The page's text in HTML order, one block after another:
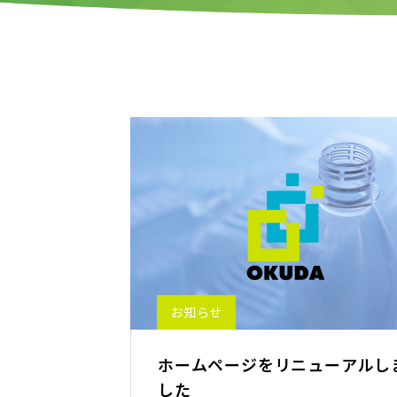
お知らせ
ホームページをリニューアルし
した